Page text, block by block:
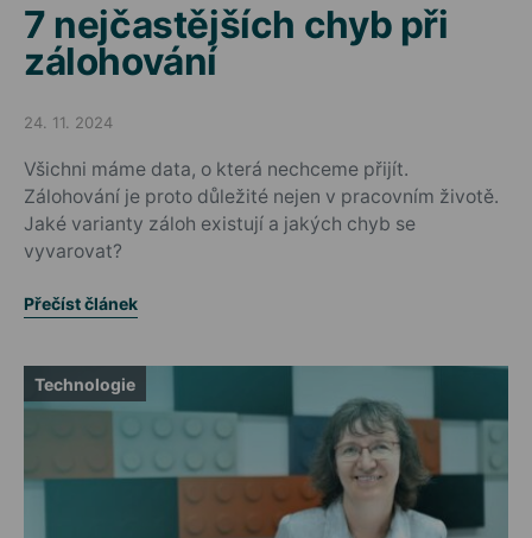
7 nejčastějších chyb při
zálohování
Posted on
24. 11. 2024
Všichni máme data, o která nechceme přijít.
Zálohování je proto důležité nejen v pracovním životě.
Jaké varianty záloh existují a jakých chyb se
vyvarovat?
Přečíst článek
Technologie